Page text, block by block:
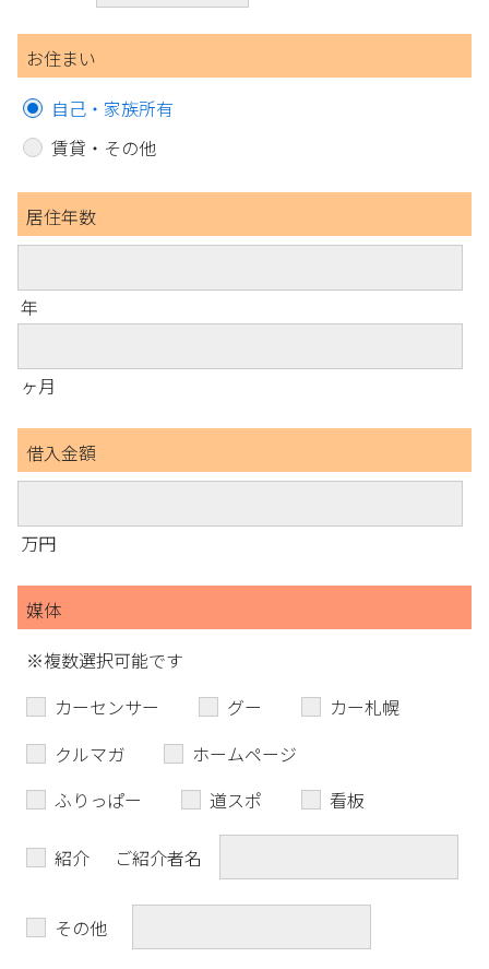
お住まい
自己・家族所有
賃貸・その他
居住年数
年
ヶ月
借入金額
万円
媒体
※複数選択可能です
カーセンサー
グー
カー札幌
クルマガ
ホームページ
ふりっぱー
道スポ 看板
紹介 ご紹介者名
その他